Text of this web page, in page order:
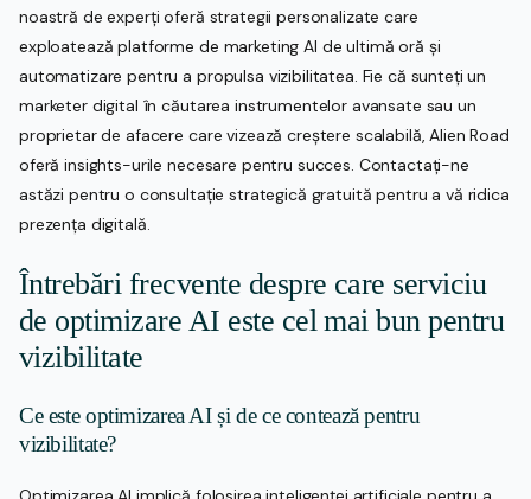
noastră de experți oferă strategii personalizate care
exploatează platforme de marketing AI de ultimă oră și
automatizare pentru a propulsa vizibilitatea. Fie că sunteți un
marketer digital în căutarea instrumentelor avansate sau un
proprietar de afacere care vizează creștere scalabilă, Alien Road
oferă insights-urile necesare pentru succes. Contactați-ne
astăzi pentru o consultație strategică gratuită pentru a vă ridica
prezența digitală.
Întrebări frecvente despre care serviciu
de optimizare AI este cel mai bun pentru
vizibilitate
Ce este optimizarea AI și de ce contează pentru
vizibilitate?